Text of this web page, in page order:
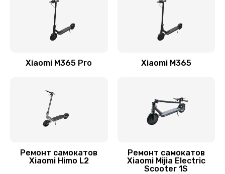
Xiaomi M365 Pro Xiaomi M365
Ремонт самокатов
Xiaomi Himo L2
Ремонт самокатов
Xiaomi Mijia Electric
Scooter 1S